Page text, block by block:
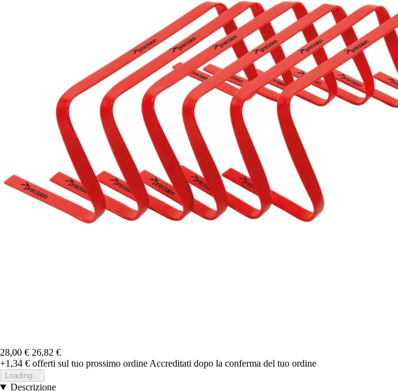
28,00 € 26,82 €
+1,34 € offerti sul tuo prossimo ordine Accreditati dopo la conferma del tuo ordine
Loading...
Descrizione